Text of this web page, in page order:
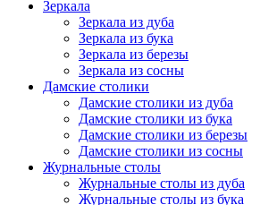
Зеркала
Зеркала из дуба
Зеркала из бука
Зеркала из березы
Зеркала из сосны
Дамские столики
Дамские столики из дуба
Дамские столики из бука
Дамские столики из березы
Дамские столики из сосны
Журнальные столы
Журнальные столы из дуба
Журнальные столы из бука